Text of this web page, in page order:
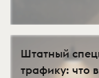
Штатный
трафику: что